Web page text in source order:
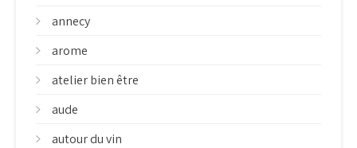
annecy
arome
atelier bien être
aude
autour du vin